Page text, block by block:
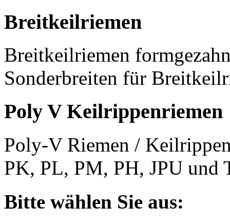
Breitkeilriemen
Breitkeilriemen
Sonderbreiten für
Poly V Keilrippenriemen
Poly-V Riemen /
PK, PL, PM, PH, JPU und
Bitte wählen Sie aus: